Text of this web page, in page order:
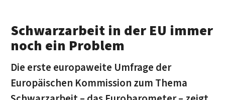
Schwarzarbeit in der EU immer
noch ein Problem
Die erste europaweite Umfrage der
Europäischen Kommission zum Thema